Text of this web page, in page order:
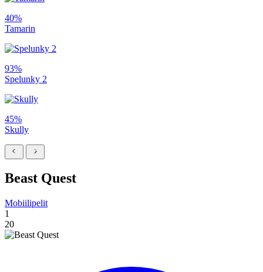
40%
Tamarin
93%
Spelunky 2
45%
Skully
Beast Quest
Mobiilipelit
1
20